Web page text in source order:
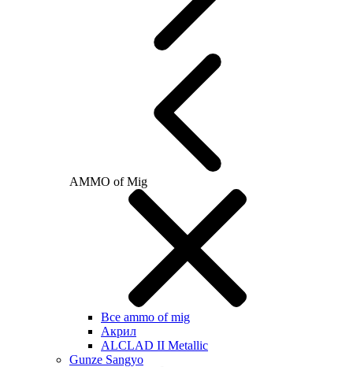
AMMO of Mig
Все ammo of mig
Акрил
ALCLAD II Metallic
Gunze Sangyo